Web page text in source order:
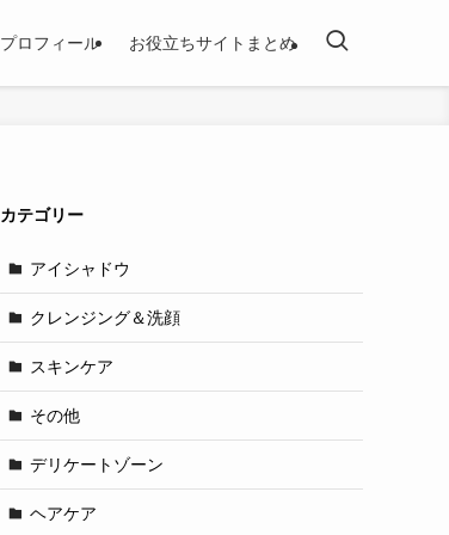
プロフィール お役立ちサイトまとめ
カテゴリー
アイシャドウ
クレンジング＆洗顔
スキンケア
その他
デリケートゾーン
ヘアケア